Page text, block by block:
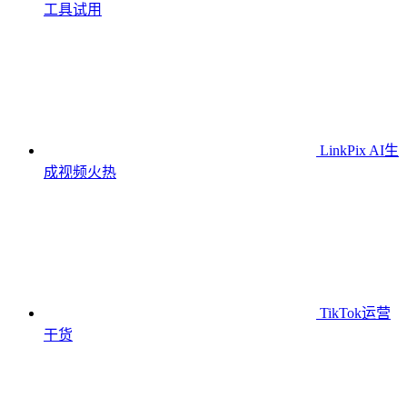
工具试用
LinkPix AI生
成视频火热
TikTok运营
干货